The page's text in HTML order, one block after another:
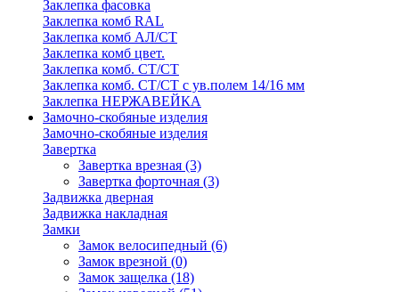
Заклепка фасовка
Заклепка комб RAL
Заклепка комб АЛ/СТ
Заклепка комб цвет.
Заклепка комб. СТ/СТ
Заклепка комб. СТ/СТ с ув.полем 14/16 мм
Заклепка НЕРЖАВЕЙКА
Замочно-скобяные изделия
Замочно-скобяные изделия
Завертка
Завертка врезная (3)
Завертка форточная (3)
Задвижка дверная
Задвижка накладная
Замки
Замок велосипедный (6)
Замок врезной (0)
Замок защелка (18)